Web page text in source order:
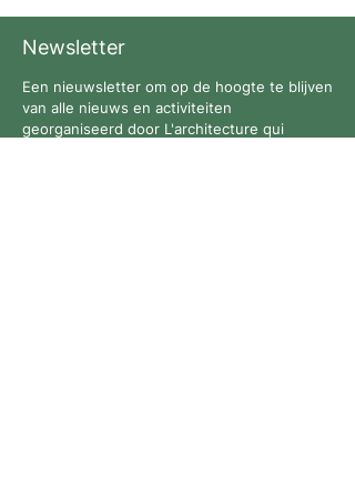
Newsletter
Een nieuwsletter om op de hoogte te blijven
van alle nieuws en activiteiten
georganiseerd door L'architecture qui